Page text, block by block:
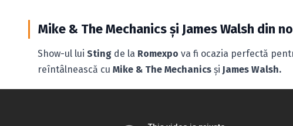
Mike & The Mechanics şi James Walsh din
Show-ul lui Sting de la Romexpo va fi ocazia perfectă
reîntâlnească cu Mike & The Mechanics şi James Walsh.